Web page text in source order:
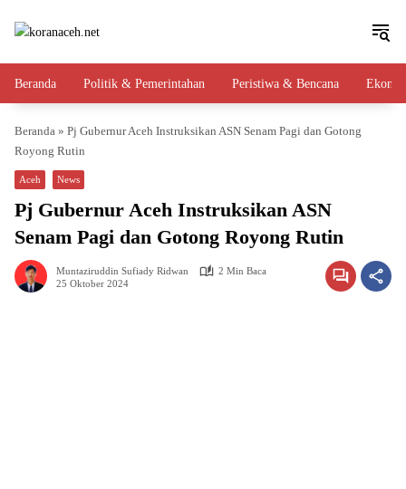
Beranda Politik & Pemerintahan Peristiwa & Bencana
Beranda » Pj Gubernur Aceh Instruksikan ASN Senam Pagi dan Gotong
Royong Rutin
Aceh News
Pj Gubernur Aceh Instruksikan ASN
Senam Pagi dan Gotong Royong Rutin
Muntaziruddin Sufiady Ridwan
2 Min Baca
25 Oktober 2024